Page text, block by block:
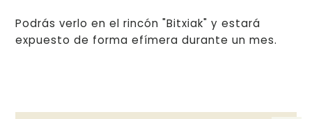
Podrás verlo en el rincón "Bitxiak" y estará
expuesto de forma efímera durante un mes.